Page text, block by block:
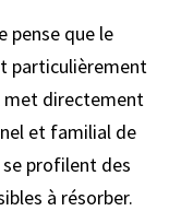
pense que le
particulièrement
met directement
et familial de
se profilent des
à résorber.